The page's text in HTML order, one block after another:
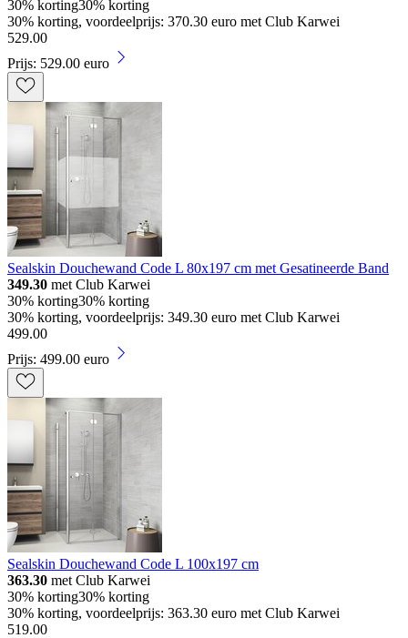
30% korting30% korting
30% korting, voordeelprijs: 370.30 euro met Club Karwei
529.00
Prijs: 529.00 euro
Sealskin Douchewand Code L 80x197 cm met Gesatineerde Band
349.30 met Club Karwei
30% korting30% korting
30% korting, voordeelprijs: 349.30 euro met Club Karwei
499.00
Prijs: 499.00 euro
Sealskin Douchewand Code L 100x197 cm
363.30 met Club Karwei
30% korting30% korting
30% korting, voordeelprijs: 363.30 euro met Club Karwei
519.00